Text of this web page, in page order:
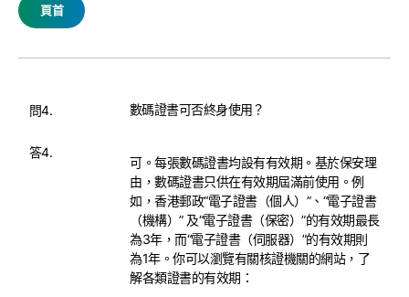
頁首
問4. 數碼證書可否終身使用？
答4.
可。每張數碼證書均設有有效期。基於保安理
由，數碼證書只供在有效期屆滿前使用。例
如，香港郵政“電子證書（個人）”、“電子證書
（機構）” 及“電子證書（保密）”的有效期最長
為3年，而“電子證書（伺服器）”的有效期則
為1年。你可以瀏覽有關核證機關的網站，了
解各類證書的有效期：